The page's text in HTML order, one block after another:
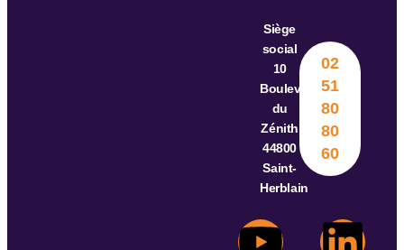
Siège
social​
10
Boulevard
du
Zénith
44800
Saint-
Herblain
02
51
80
80
60